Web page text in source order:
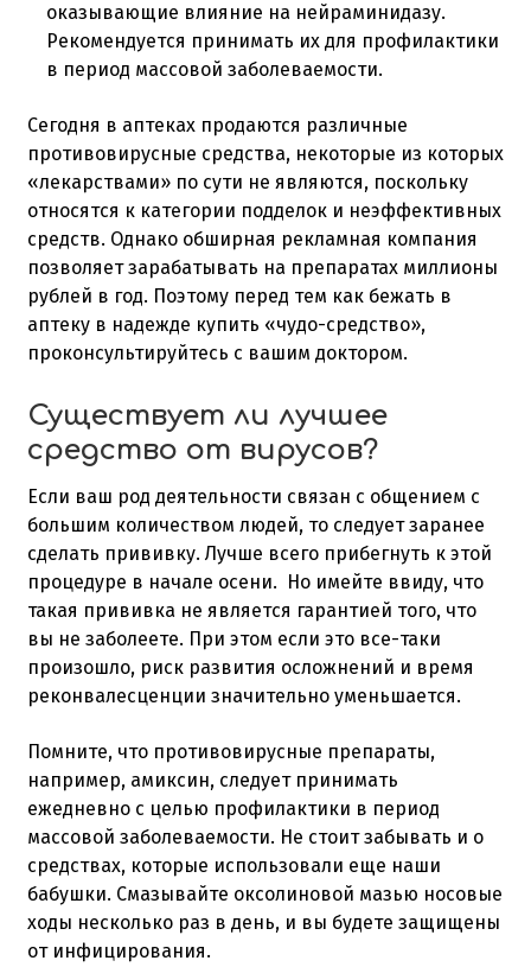
оказывающие влияние на нейраминидазу.
Рекомендуется принимать их для профилактики
в период массовой заболеваемости.
Сегодня в аптеках продаются различные
противовирусные средства, некоторые из которых
«лекарствами» по сути не являются, поскольку
относятся к категории подделок и неэффективных
средств. Однако обширная рекламная компания
позволяет зарабатывать на препаратах миллионы
рублей в год. Поэтому перед тем как бежать в
аптеку в надежде купить «чудо-средство»,
проконсультируйтесь с вашим доктором.
Существует ли лучшее
средство от вирусов?
Если ваш род деятельности связан с общением с
большим количеством людей, то следует заранее
сделать прививку. Лучше всего прибегнуть к этой
процедуре в начале осени. Но имейте ввиду, что
такая прививка не является гарантией того, что
вы не заболеете. При этом если это все-таки
произошло, риск развития осложнений и время
реконвалесценции значительно уменьшается.
Помните, что противовирусные препараты,
например, амиксин, следует принимать
ежедневно с целью профилактики в период
массовой заболеваемости. Не стоит забывать и о
средствах, которые использовали еще наши
бабушки. Смазывайте оксолиновой мазью носовые
ходы несколько раз в день, и вы будете защищены
от инфицирования.